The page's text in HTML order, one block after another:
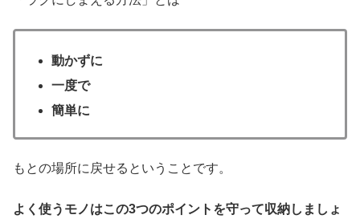
動かずに
一度で
簡単に
もとの場所に戻せるということです。
よく使うモノはこの3つのポイントを守って収納しましょ